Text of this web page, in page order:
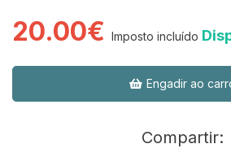
20.00€ Imposto incluído
Engadir ao
Compartir: